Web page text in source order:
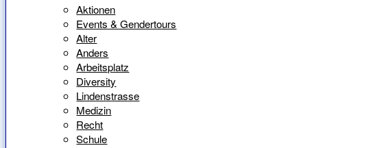
Aktionen
Events & Gendertours
Alter
Anders
Arbeitsplatz
Diversity
Lindenstrasse
Medizin
Recht
Schule